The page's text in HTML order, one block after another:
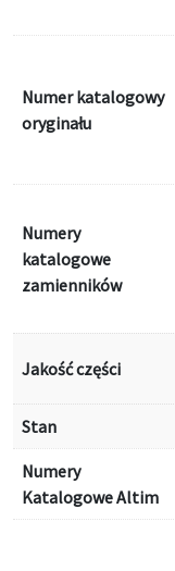
Numer katalogowy
oryginału
Numery
katalogowe
zamienników
Jakość części
Stan
Numery
Katalogowe Altim